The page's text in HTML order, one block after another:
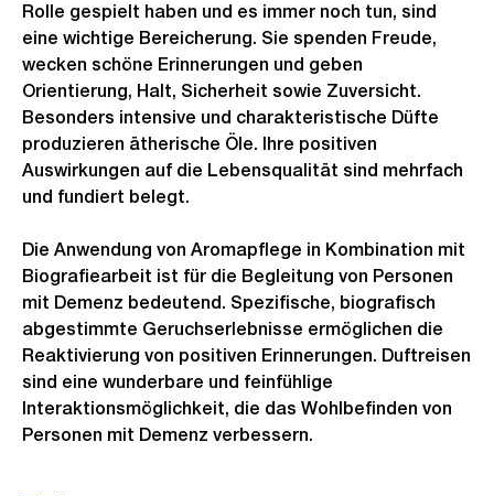
Rolle gespielt haben und es immer noch tun, sind
eine wichtige Bereicherung. Sie spenden Freude,
wecken schöne Erinnerungen und geben
Orientierung, Halt, Sicherheit sowie Zuversicht.
Besonders intensive und charakteristische Düfte
produzieren ätherische Öle. Ihre positiven
Auswirkungen auf die Lebensqualität sind mehrfach
und fundiert belegt.
Die Anwendung von Aromapflege in Kombination mit
Biografiearbeit ist für die Begleitung von Personen
mit Demenz bedeutend. Spezifische, biografisch
abgestimmte Geruchserlebnisse ermöglichen die
Reaktivierung von positiven Erinnerungen. Duftreisen
sind eine wunderbare und feinfühlige
Interaktionsmöglichkeit, die das Wohlbefinden von
Personen mit Demenz verbessern.